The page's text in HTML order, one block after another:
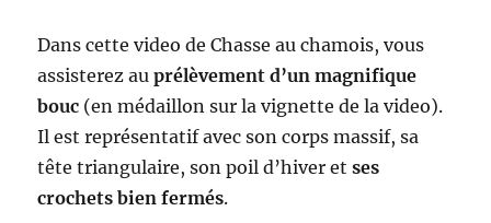
Dans cette video de Chasse au chamois, vous
assisterez auprélèvement d’un magnifique
bouc (en médaillon sur la vignette de la video).
Il est représentatif avec son corps massif, sa
tête triangulaire, son poil d’hiver etses
crochets bien fermés.